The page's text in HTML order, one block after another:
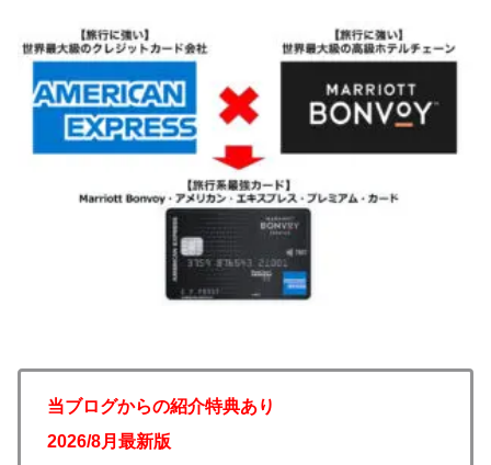
当ブログからの紹介特典あり
2026/8月最新版